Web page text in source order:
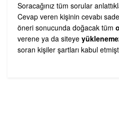
Soracağınız tüm sorular
Cevap veren kişinin cevabı
öneri sonucunda doğacak tüm
verene ya da siteye
soran kişiler şartları kabul